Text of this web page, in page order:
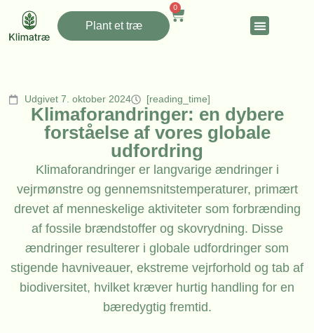
Plant et træ
0
Udgivet 7. oktober 2024 [reading_time]
Klimaforandringer: en dybere
forståelse af vores globale
udfordring
Klimaforandringer er langvarige ændringer i
vejrmønstre og gennemsnitstemperaturer, primært
drevet af menneskelige aktiviteter som forbrænding
af fossile brændstoffer og skovrydning. Disse
ændringer resulterer i globale udfordringer som
stigende havniveauer, ekstreme vejrforhold og tab af
biodiversitet, hvilket kræver hurtig handling for en
bæredygtig fremtid.